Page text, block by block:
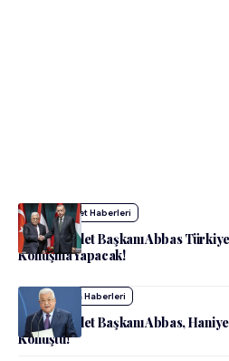
admin Siyaset Haberleri
Filistin Devlet Başkanı Abbas
Konuşma Yapacak!
admin Dünya Haberleri
Filistin Devlet Başkanı Abbas,
Konuştu!